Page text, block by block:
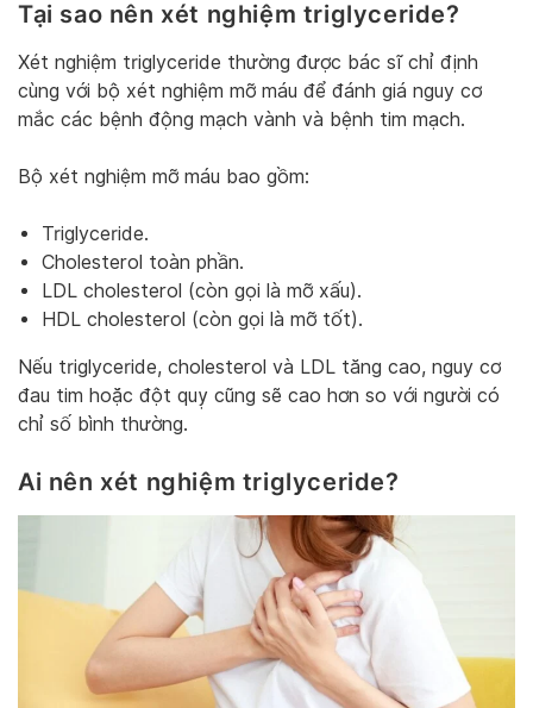
Tại sao nên xét nghiệm triglyceride?
Xét nghiệm triglyceride thường được bác sĩ chỉ định
cùng với bộ xét nghiệm mỡ máu để đánh giá nguy cơ
mắc các bệnh động mạch vành và bệnh tim mạch.
Bộ xét nghiệm mỡ máu bao gồm:
Triglyceride.
Cholesterol toàn phần.
LDL cholesterol (còn gọi là mỡ xấu).
HDL cholesterol (còn gọi là mỡ tốt).
Nếu triglyceride, cholesterol và LDL tăng cao, nguy cơ
đau tim hoặc đột quỵ cũng sẽ cao hơn so với người có
chỉ số bình thường.
Ai nên xét nghiệm triglyceride?